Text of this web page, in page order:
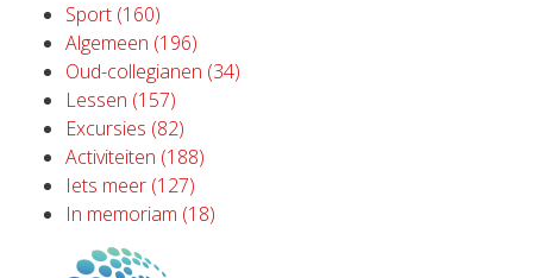
Sport (160)
Algemeen (196)
Oud-collegianen (34)
Lessen (157)
Excursies (82)
Activiteiten (188)
Iets meer (127)
In memoriam (18)